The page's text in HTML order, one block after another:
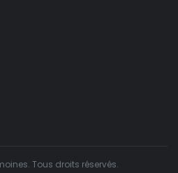
Tous droits réservés.